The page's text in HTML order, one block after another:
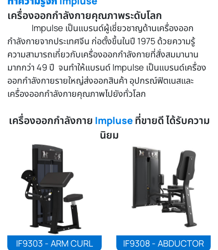
เครื่องออกกำลังกายคุณภาพระดับโลก
Impulse เป็นแบรนด์ผู้เชี่ยวชาญด้านเครื่องออก
กำลังกายจากประเทศจีน ก่อตั้งขึ้นในปี 1975 ด้วยความรู้
ความสามารถเกี่ยวกับเครื่องออกกำลังกายที่สั่งสมมานาน
มากกว่า 49 ปี จนทำให้แบรนด์ Impulse เป็นแบรนด์เครื่อง
ออกกำลังกายรายใหญ่ส่งออกสินค้า อุปกรณ์ฟิตเนสและ
เครื่องออกกำลังกายคุณภาพไปยังทั่วโลก
เครื่องออกกำลังกาย Impluseที่ขายดี ได้รับความ
นิยม
IF9303 - ARM CURL IF9308 - ABDUCTOR